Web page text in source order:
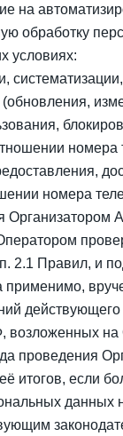
на
обработку
условиях:
номера
номера
Организатором
2.1 Правил, и
применимо,
действующего
возложенных на
проведения
итогов, если
данных